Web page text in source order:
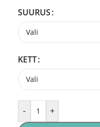
SUURUS
KETT
- +